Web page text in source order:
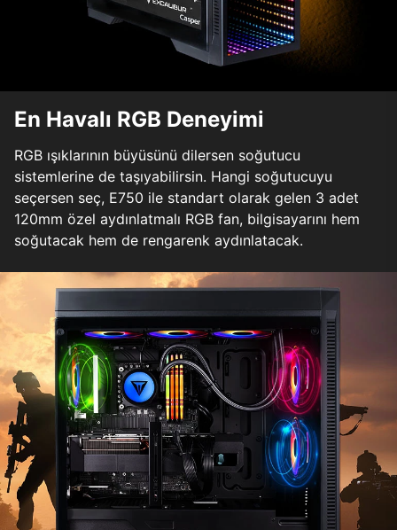
En Havalı RGB Deneyimi
RGB ışıklarının büyüsünü dilersen soğutucu
sistemlerine de taşıyabilirsin. Hangi soğutucuyu
seçersen seç, E750 ile standart olarak gelen 3 adet
120mm özel aydınlatmalı RGB fan, bilgisayarını hem
soğutacak hem de rengarenk aydınlatacak.